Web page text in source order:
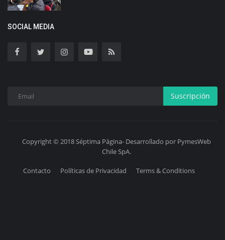
SOCIAL MEDIA
Suscripción
Copyright © 2018 Séptima Página- Desarrollado por PymesWeb
Chile SpA.
Contacto Políticas de Privacidad Terms & Conditions